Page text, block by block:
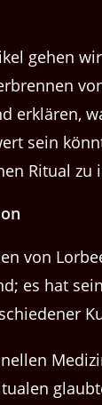
gehen
erklären,
sein
Ritual zu
von
es hat